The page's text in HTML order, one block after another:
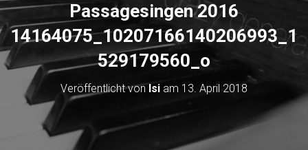
Passagesingen 2016
14164075_10207166140206993_1
529179560_o
Veröffentlicht vonIsi am 13. April 2018